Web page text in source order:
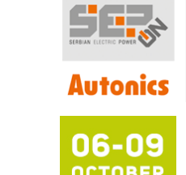
RILINEX
FANUC: Najbolje
automatizaciju
Efikasno
Automatizacija
Potpuna
sistema
Trajna oznaka